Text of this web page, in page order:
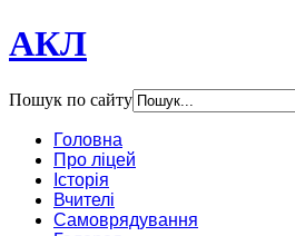
АКЛ
Пошук по сайту
Головна
Про ліцей
Історія
Вчителі
Самоврядування